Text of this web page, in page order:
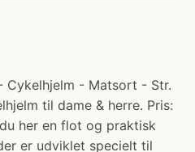
Cykelhjelm - Matsort - Str.
til dame & herre. Pris:
her en flot og praktisk
er udviklet specielt til